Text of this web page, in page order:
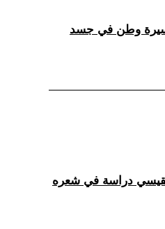
سيرة وطن في جسد
دراسة في شعره